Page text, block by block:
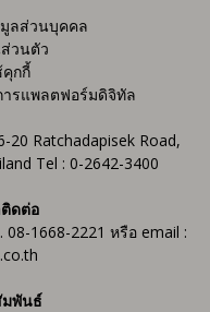
ลส่วนบุคคล
วนตัว
กกี้
ารแพลตฟอร์มดิจิทัล
20 Ratchadapisek Road,
Tel : 0-2642-3400
ดต่อ
1668-2221 หรือ email :
มพันธ์